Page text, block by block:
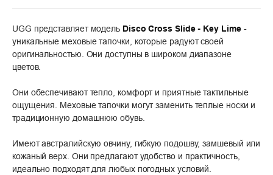
UGG представляет модель Disco Cross Slide - Key Lime -
уникальные меховые тапочки, которые радуют своей
оригинальностью. Они доступны в широком диапазоне
цветов.
Они обеспечивают тепло, комфорт и приятные тактильные
ощущения. Меховые тапочки могут заменить теплые носки и
традиционную домашнюю обувь.
Имеют австралийскую овчину, гибкую подошву, замшевый или
кожаный верх. Они предлагают удобство и практичность,
идеально подходят для любых погодных условий.